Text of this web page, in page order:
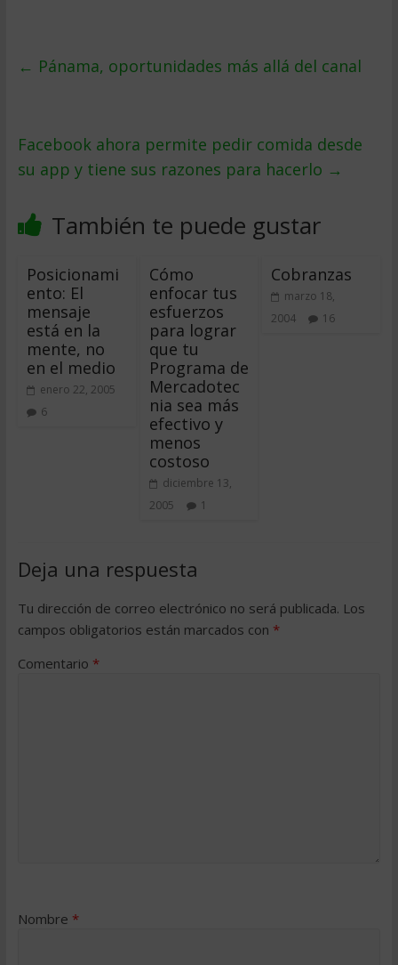
← Pánama, oportunidades más allá del canal
Facebook ahora permite pedir comida desde
su app y tiene sus razones para hacerlo →
También te puede gustar
Posicionami
ento: El
mensaje
está en la
mente, no
en el medio
enero 22, 2005
6
Cómo
enfocar tus
esfuerzos
para lograr
que tu
Programa de
Mercadotec
nia sea más
efectivo y
menos
costoso
diciembre 13,
2005
1
Cobranzas
marzo 18,
2004
16
Deja una respuesta
Tu dirección de correo electrónico no será publicada. Los
campos obligatorios están marcados con *
Comentario *
Nombre *